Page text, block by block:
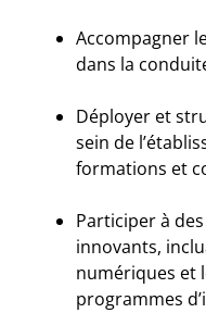
Accompagner
dans la
Déployer et
sein de
formations et
Participer à
innovants,
numériques et
programmes